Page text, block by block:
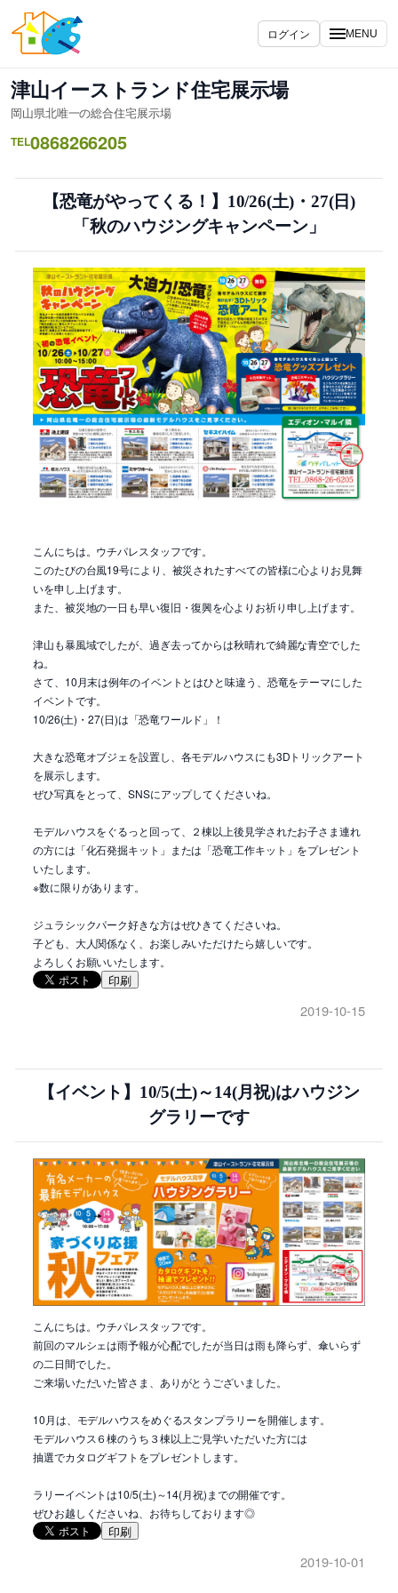
容
ス
キ
ッ
プ
ログイン MENU
津山イーストランド住宅展示場
岡山県北唯一の総合住宅展示場
TEL0868266205
【恐竜がやってくる！】10/26(土)・27(日)
「秋のハウジングキャンペーン」
こんにちは。ウチパレスタッフです。
このたびの台風19号により、被災されたすべての皆様に心よりお見舞
いを申し上げます。
また、被災地の一日も早い復旧・復興を心よりお祈り申し上げます。
津山も暴風域でしたが、過ぎ去ってからは秋晴れで綺麗な青空でした
ね。
さて、10月末は例年のイベントとはひと味違う、恐竜をテーマにした
イベントです。
10/26(土)・27(日)は「恐竜ワールド」！
大きな恐竜オブジェを設置し、各モデルハウスにも3Dトリックアート
を展示します。
ぜひ写真をとって、SNSにアップしてくださいね。
モデルハウスをぐるっと回って、２棟以上後見学されたお子さま連れ
の方には「化石発掘キット」または「恐竜工作キット」をプレゼント
いたします。
※数に限りがあります。
ジュラシックパーク好きな方はぜひきてくださいね。
子ども、大人関係なく、お楽しみいただけたら嬉しいです。
よろしくお願いいたします。
印刷
2019-10-15
【イベント】10/5(土)～14(月祝)はハウジン
グラリーです
こんにちは。ウチパレスタッフです。
前回のマルシェは雨予報が心配でしたが当日は雨も降らず、傘いらず
の二日間でした。
ご来場いただいた皆さま、ありがとうございました。
10月は、モデルハウスをめぐるスタンプラリーを開催します。
モデルハウス６棟のうち３棟以上ご見学いただいた方には
抽選でカタログギフトをプレゼントします。
ラリーイベントは10/5(土)～14(月祝)までの開催です。
ぜひお越しくださいね、お待ちしております◎
印刷
2019-10-01